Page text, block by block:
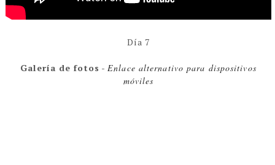
Día 7
Galería de fotos -Enlace alternativo para dispositivos
móviles